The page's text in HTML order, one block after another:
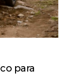
para